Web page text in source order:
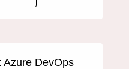
Azure DevOps